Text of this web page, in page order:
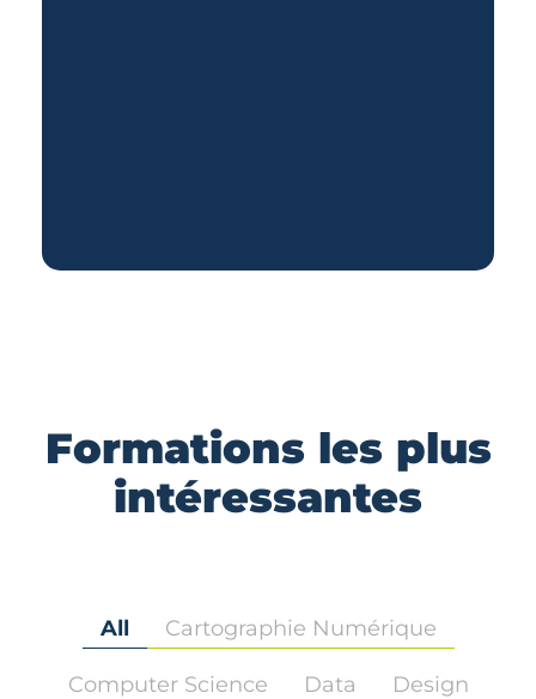
Formations les plus
intéressantes
All Cartographie Numérique
Computer Science Data Design